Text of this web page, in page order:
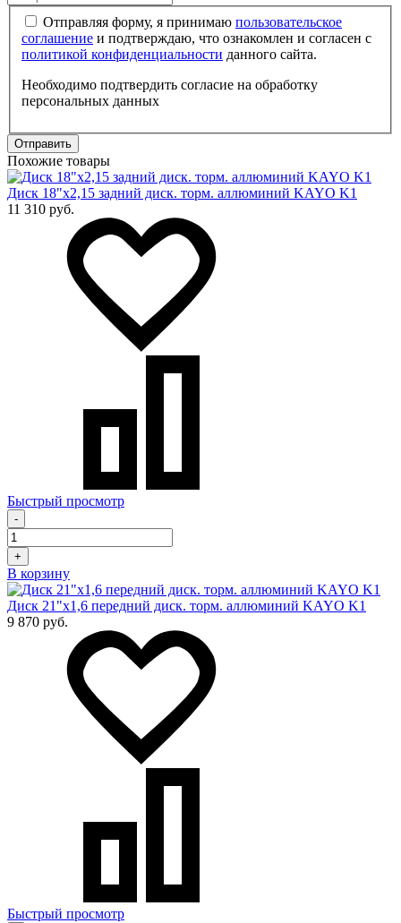
Отправляя форму, я принимаю пользовательское
соглашение и подтверждаю, что ознакомлен и согласен с
политикой конфиденциальности данного сайта.
Необходимо подтвердить согласие на обработку
персональных данных
Отправить
Похожие товары
Диск 18"х2,15 задний диск. торм. аллюминий KAYO K1
11 310 руб.
Быстрый просмотр
-
+
В корзину
Диск 21"х1,6 передний диск. торм. аллюминий KAYO K1
9 870 руб.
Быстрый просмотр